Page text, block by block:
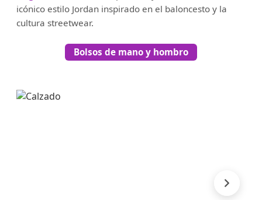
icónico estilo Jordan inspirado en el baloncesto y la
cultura streetwear.
Bolsos de mano y hombro